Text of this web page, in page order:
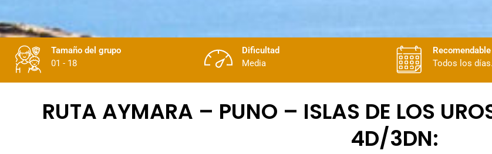
Tamaño del grupo
01 - 18
Dificultad
Media
Todos los días.
RUTA AYMARA – PUNO – ISLAS DE LOS
4D/3DN: